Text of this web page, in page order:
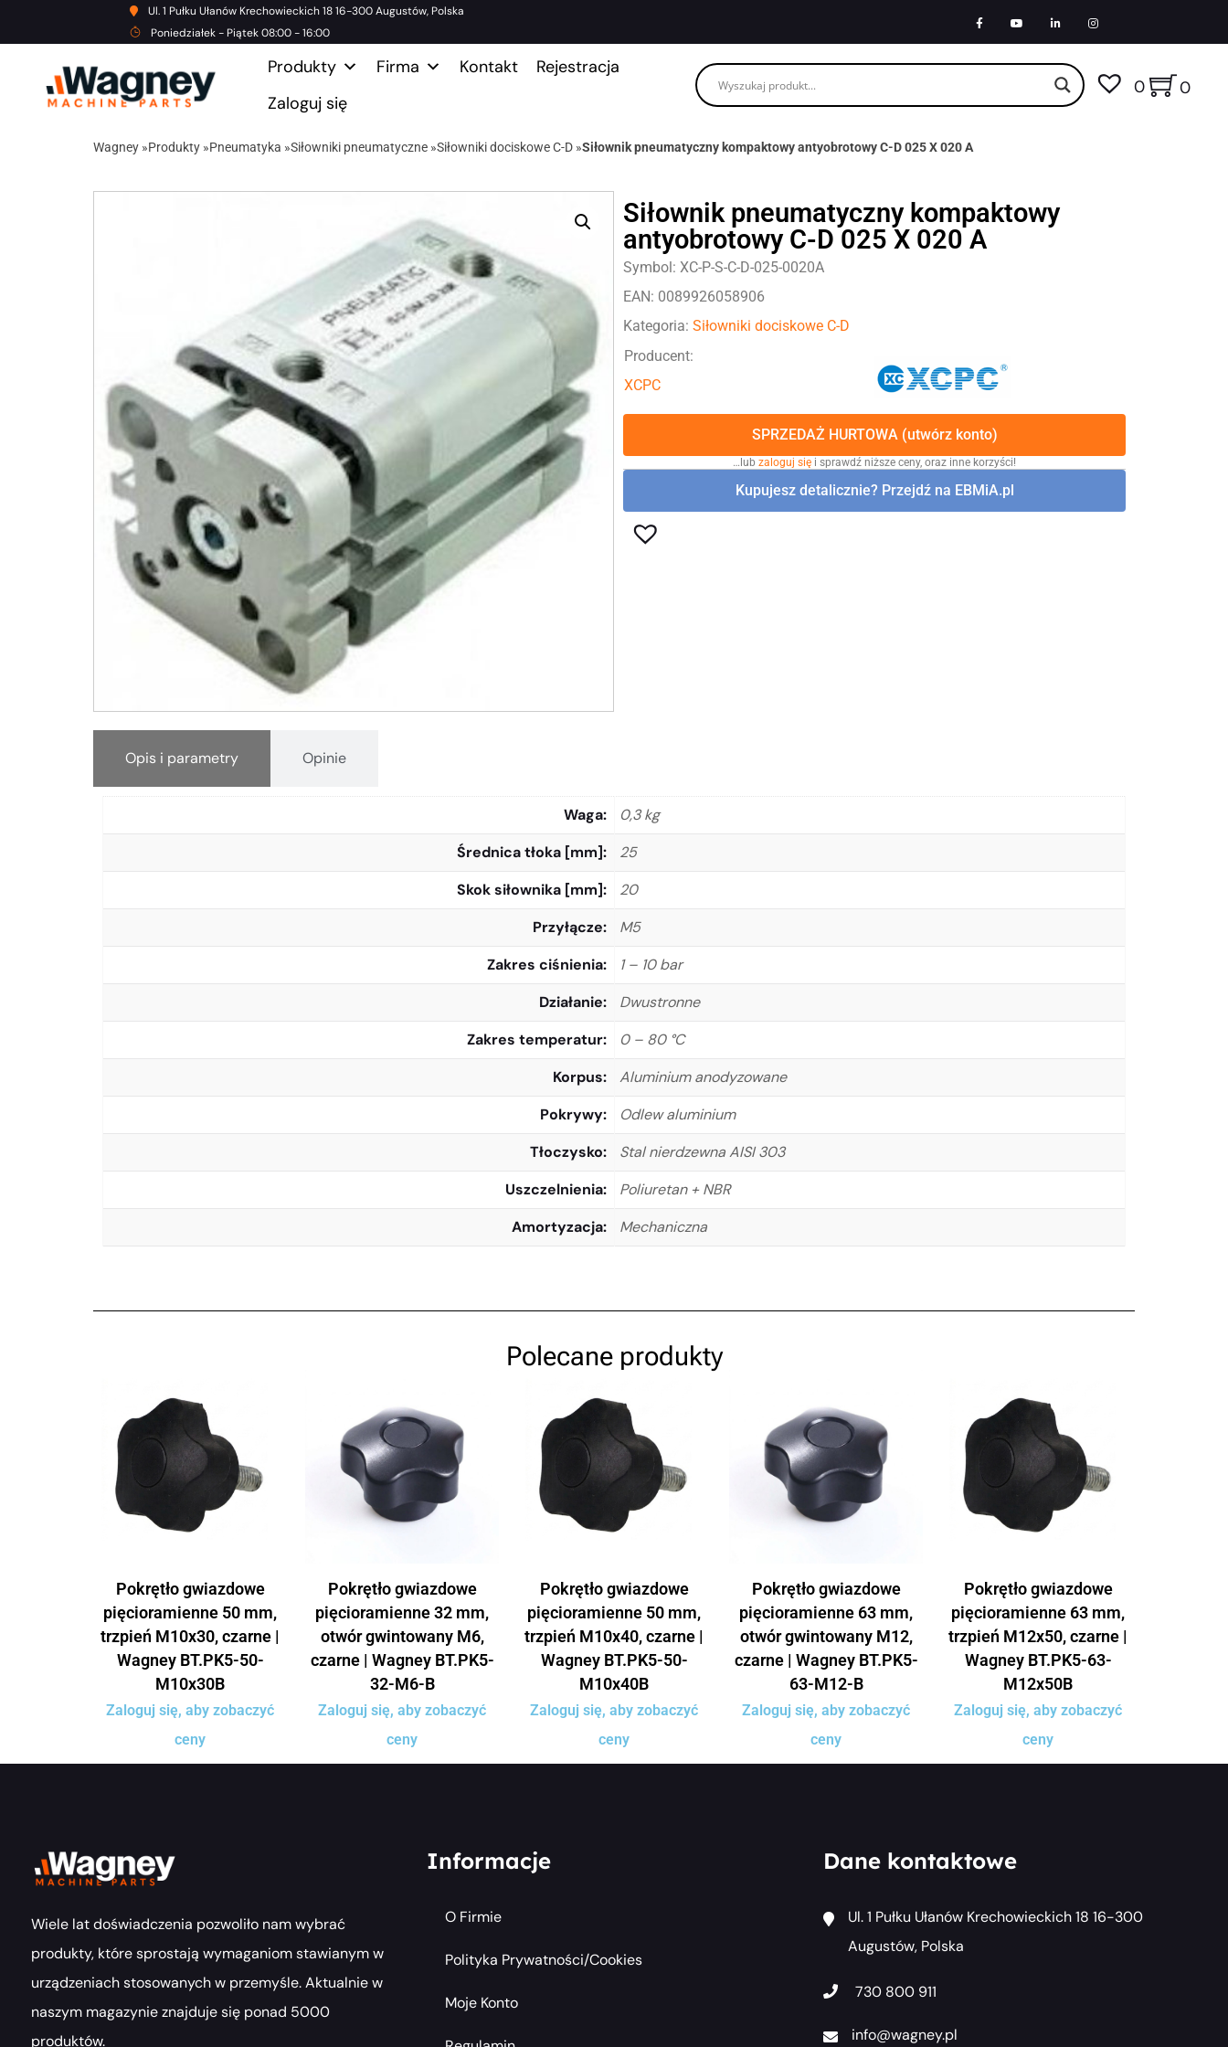
Ul. 1 Pułku Ułanów Krechowieckich 18 16-300 Augustów, Polska
Poniedziałek - Piątek 08:00 - 16:00
Produkty Firma Kontakt
Rejestracja
Zaloguj się
0 0
Wagney »Produkty »Pneumatyka »Siłowniki pneumatyczne »Siłowniki dociskowe C-D »Siłownik pneumatyczny kompaktowy antyobrotowy C-D 025 X 020 A
Siłownik pneumatyczny kompaktowy
antyobrotowy C-D 025 X 020 A
Symbol: XC-P-S-C-D-025-0020A
EAN: 0089926058906
Kategoria: Siłowniki dociskowe C-D
Producent:
XCPC
SPRZEDAŻ HURTOWA (utwórz konto)
…lub zaloguj się i sprawdź niższe ceny, oraz inne korzyści!
Kupujesz detalicznie? Przejdź na EBMiA.pl
Opis i parametry Opinie
Waga
0,3 kg
Średnica tłoka [mm]
25
Skok siłownika [mm]
20
Przyłącze
M5
Zakres ciśnienia
1 – 10 bar
Działanie
Dwustronne
Zakres temperatur
0 – 80 °C
Korpus
Aluminium anodyzowane
Pokrywy
Odlew aluminium
Tłoczysko
Stal nierdzewna AISI 303
Uszczelnienia
Poliuretan + NBR
Amortyzacja
Mechaniczna
Polecane produkty
Pokrętło gwiazdowe
pięcioramienne 50 mm,
trzpień M10x30, czarne |
Wagney BT.PK5-50-
M10x30B
Zaloguj się, aby zobaczyć
ceny
Pokrętło gwiazdowe
pięcioramienne 32 mm,
otwór gwintowany M6,
czarne | Wagney BT.PK5-
32-M6-B
Zaloguj się, aby zobaczyć
ceny
Pokrętło gwiazdowe
pięcioramienne 50 mm,
trzpień M10x40, czarne |
Wagney BT.PK5-50-
M10x40B
Zaloguj się, aby zobaczyć
ceny
Pokrętło gwiazdowe
pięcioramienne 63 mm,
otwór gwintowany M12,
czarne | Wagney BT.PK5-
63-M12-B
Zaloguj się, aby zobaczyć
ceny
Pokrętło gwiazdowe
pięcioramienne 63 mm,
trzpień M12x50, czarne |
Wagney BT.PK5-63-
M12x50B
Zaloguj się, aby zobaczyć
ceny
Wiele lat doświadczenia pozwoliło nam wybrać
produkty, które sprostają wymaganiom stawianym w
urządzeniach stosowanych w przemyśle. Aktualnie w
naszym magazynie znajduje się ponad 5000
produktów.
Informacje
O Firmie
Polityka Prywatności/cookies
Moje Konto
Dane kontaktowe
Ul. 1 Pułku Ułanów Krechowieckich 18 16-300
Augustów, Polska
730 800 911
info@wagney.pl